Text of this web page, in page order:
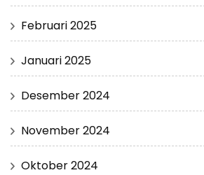
Februari 2025
Januari 2025
Desember 2024
November 2024
Oktober 2024